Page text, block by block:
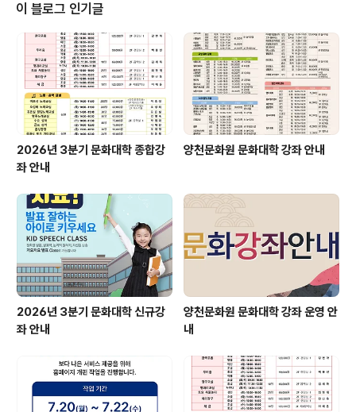
이 블로그 인기글
2026년 3분기 문화대학 종합강
좌 안내
양천문화원 문화대학 강좌 안내
2026년 3분기 문화대학 신규강
좌 안내
양천문화원 문화대학 강좌 운영 안
내